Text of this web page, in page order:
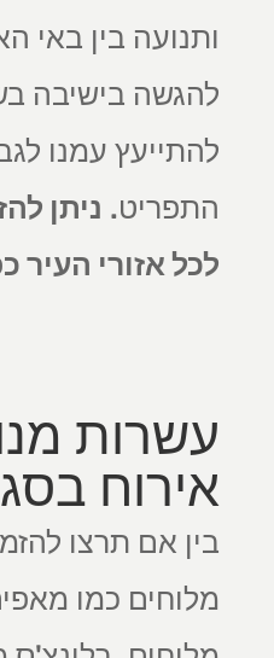
ותנועה בין באי
להגשה בישיבה
להתייעץ עמנו
התפריט. ניתן
לכל אזורי העיר
עשרות
אירוח
בין אם תרצו
מלוחים כמו